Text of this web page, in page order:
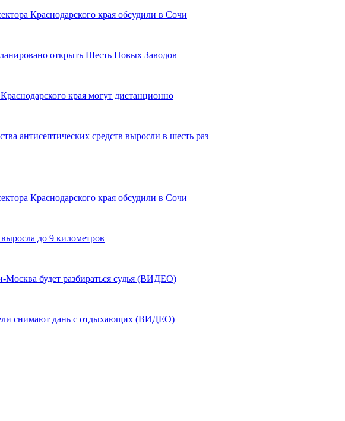
Краснодарского края обсудили в Сочи
открыть Шесть Новых Заводов
края могут дистанционно
антисептических средств выросли в шесть раз
Краснодарского края обсудили в Сочи
до 9 километров
Москва будет разбираться судья (ВИДЕО)
снимают дань с отдыхающих (ВИДЕО)